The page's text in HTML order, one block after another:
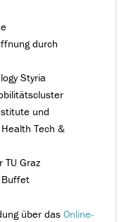
durch
Styria
und
Tech &
Graz
Buffet
über das Online-